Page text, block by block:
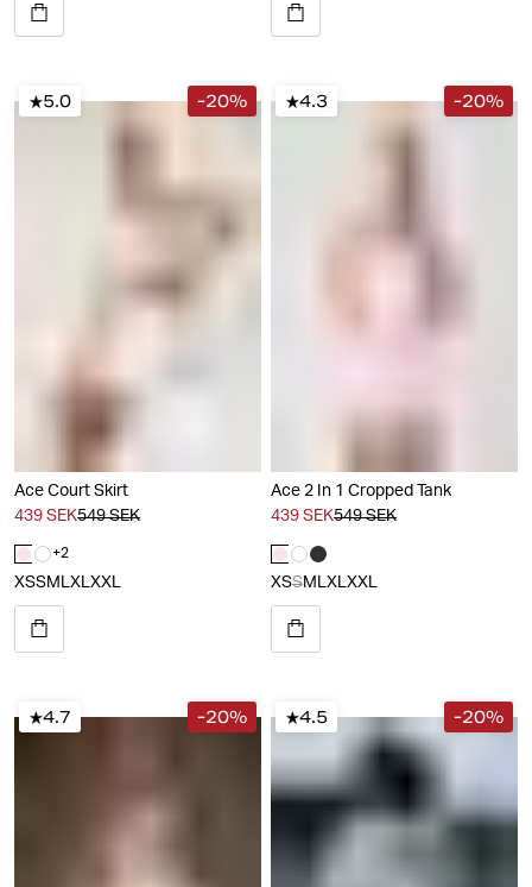
5.0 -20%
Ace Court Skirt
439 SEK549 SEK
+2
XSSMLXLXXL
4.3 -20%
Ace 2 In 1 Cropped Tank
439 SEK549 SEK
XSSMLXLXXL
4.7 -20% 4.5 -20%